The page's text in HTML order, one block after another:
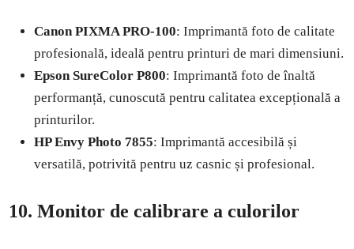
Canon PIXMA PRO-100: Imprimantă foto de calitate
profesională, ideală pentru printuri de mari dimensiuni.
Epson SureColor P800: Imprimantă foto de înaltă
performanță, cunoscută pentru calitatea excepțională a
printurilor.
HP Envy Photo 7855: Imprimantă accesibilă și
versatilă, potrivită pentru uz casnic și profesional.
10. Monitor de calibrare a culorilor